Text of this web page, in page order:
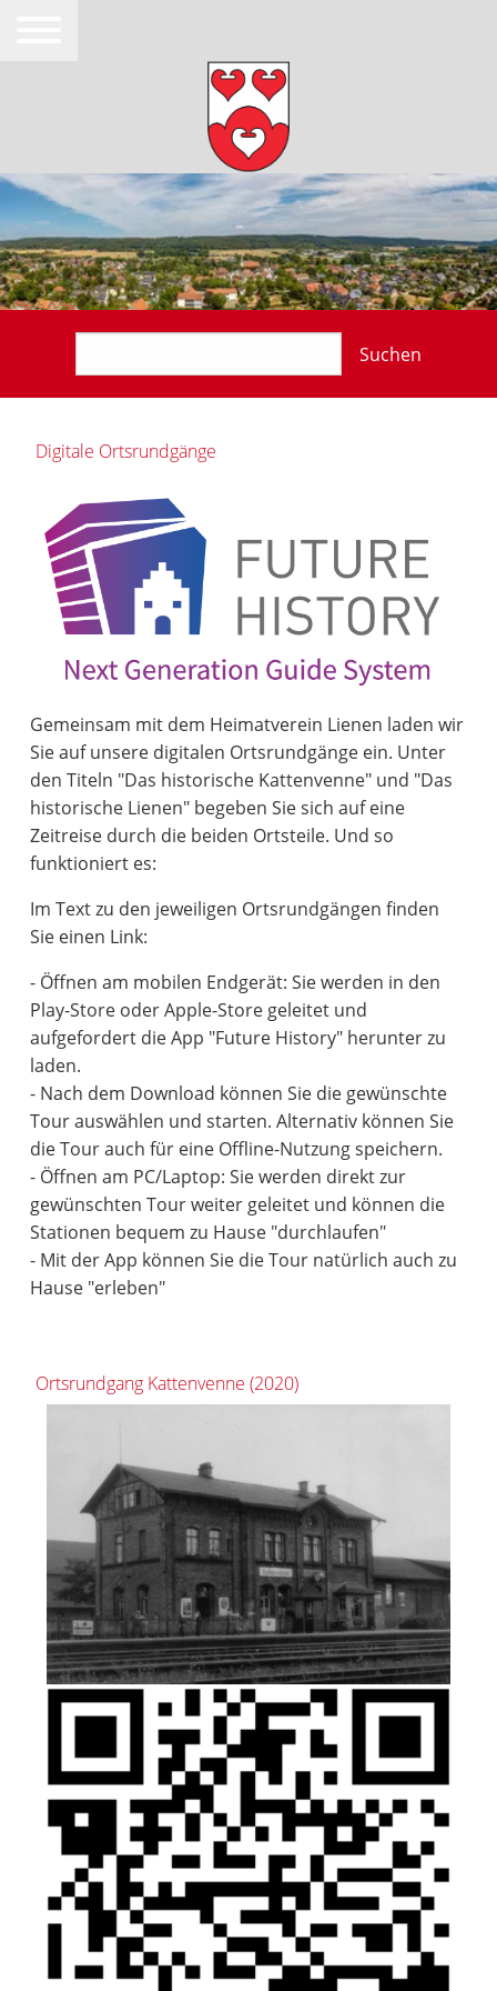
Suchen
Digitale Ortsrundgänge
Gemeinsam mit dem Heimatverein Lienen laden wir
Sie auf unsere digitalen Ortsrundgänge ein. Unter
den Titeln "Das historische Kattenvenne" und "Das
historische Lienen" begeben Sie sich auf eine
Zeitreise durch die beiden Ortsteile. Und so
funktioniert es:
Im Text zu den jeweiligen Ortsrundgängen finden
Sie einen Link:
- Öffnen am mobilen Endgerät: Sie werden in den
Play-Store oder Apple-Store geleitet und
aufgefordert die App "Future History" herunter zu
laden.
- Nach dem Download können Sie die gewünschte
Tour auswählen und starten. Alternativ können Sie
die Tour auch für eine Offline-Nutzung speichern.
- Öffnen am PC/Laptop: Sie werden direkt zur
gewünschten Tour weiter geleitet und können die
Stationen bequem zu Hause "durchlaufen"
- Mit der App können Sie die Tour natürlich auch zu
Hause "erleben"
Ortsrundgang Kattenvenne (2020)